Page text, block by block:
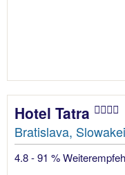
Hotel Tatra
Bratislava,
4.8 - 91 %